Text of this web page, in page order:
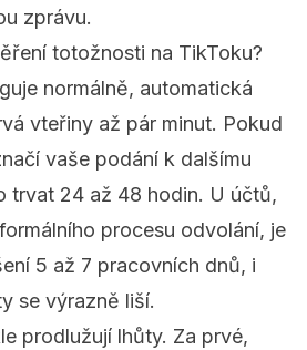
zprávu.
totožnosti na TikToku?
normálně, automatická
vteřiny až pár minut. Pokud
vaše podání k dalšímu
trvat 24 až 48 hodin. U účtů,
procesu odvolání, je
5 až 7 pracovních dnů, i
se výrazně liší.
prodlužují lhůty. Za prvé,